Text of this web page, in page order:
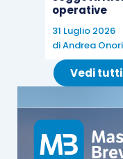
operative
31 Luglio 2026
diAndrea Onori
Vedi tutti